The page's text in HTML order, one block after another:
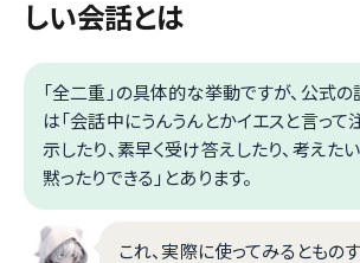
しい会話とは
「全二重」の具体的な挙動ですが、公式の
は「会話中にうんうんとかイエスと言って
示したり、素早く受け答えしたり、考えた
黙ったりできる」とあります。
これ、実際に使ってみるともの